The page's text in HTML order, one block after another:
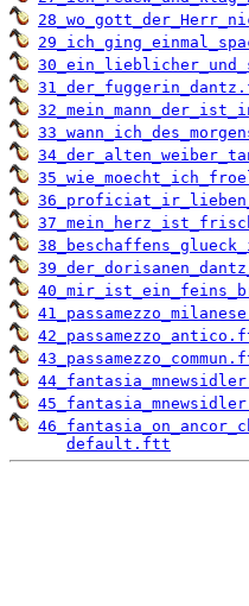
default.ftt